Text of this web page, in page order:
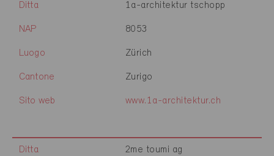
Ditta 1a-architektur tschopp
NAP 8053
Luogo Zürich
Cantone Zurigo
Sito web www.1a-architektur.ch
Ditta 2me toumi ag